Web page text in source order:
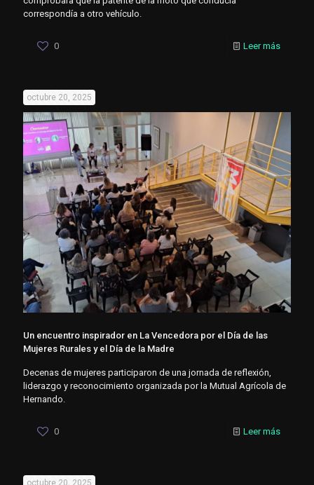
correspondía a otro vehículo.
0 Leer más
octubre 20, 2025
Un encuentro inspirador en La Vencedora por el Día de las
Mujeres Rurales y el Día de la Madre
Decenas de mujeres participaron de una jornada de reflexión,
liderazgo y reconocimiento organizada por la Mutual Agrícola de
Hernando.
0 Leer más